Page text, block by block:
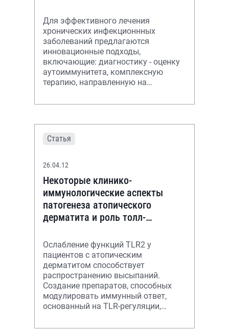
Для эффективного лечения
хронических инфекционнных
заболеваний предлагаются
инновационные подходы,
включающие: диагностику - оценку
аутоиммунитета, комплексную
терапию, направленную на
восстановление иммунитета, в том
Статья
26.04.12
Некоторые клинико-
иммунологические аспекты
патогенеза атопического
дерматита и роль толл-
Ослабление функций TLR2 у
пациентов с атопическим
дерматитом способствует
распространению высыпаний.
Создание препаратов, способных
модулировать иммунный ответ,
основанный на TLR-регуляции,
патогенетически обоснованном